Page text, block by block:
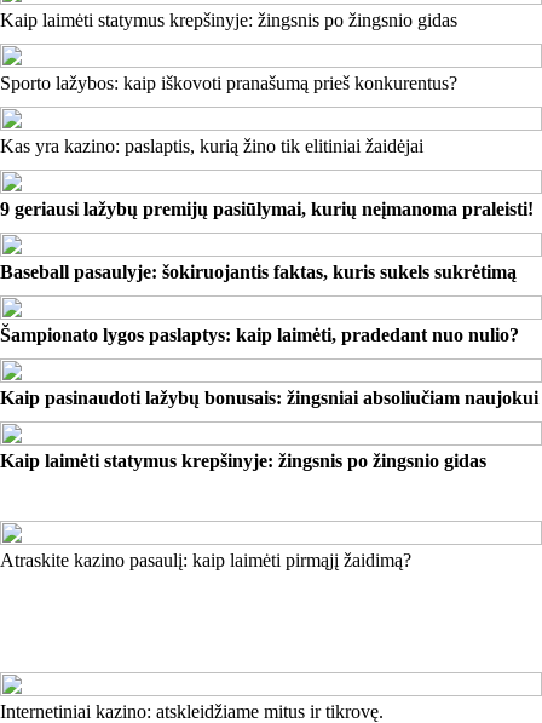
Kaip laimėti statymus krepšinyje: žingsnis po žingsnio gidas
Sporto lažybos: kaip iškovoti pranašumą prieš konkurentus?
Kas yra kazino: paslaptis, kurią žino tik elitiniai žaidėjai
9 geriausi lažybų premijų pasiūlymai, kurių neįmanoma praleisti!
Baseball pasaulyje: šokiruojantis faktas, kuris sukels sukrėtimą
Šampionato lygos paslaptys: kaip laimėti, pradedant nuo nulio?
Kaip pasinaudoti lažybų bonusais: žingsniai absoliučiam naujokui
Kaip laimėti statymus krepšinyje: žingsnis po žingsnio gidas
Atraskite kazino pasaulį: kaip laimėti pirmąjį žaidimą?
Internetiniai kazino: atskleidžiame mitus ir tikrovę.